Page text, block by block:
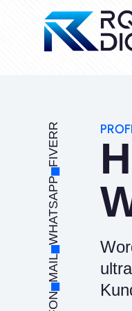
springen
FIVERR
WHATSAPP
MAIL